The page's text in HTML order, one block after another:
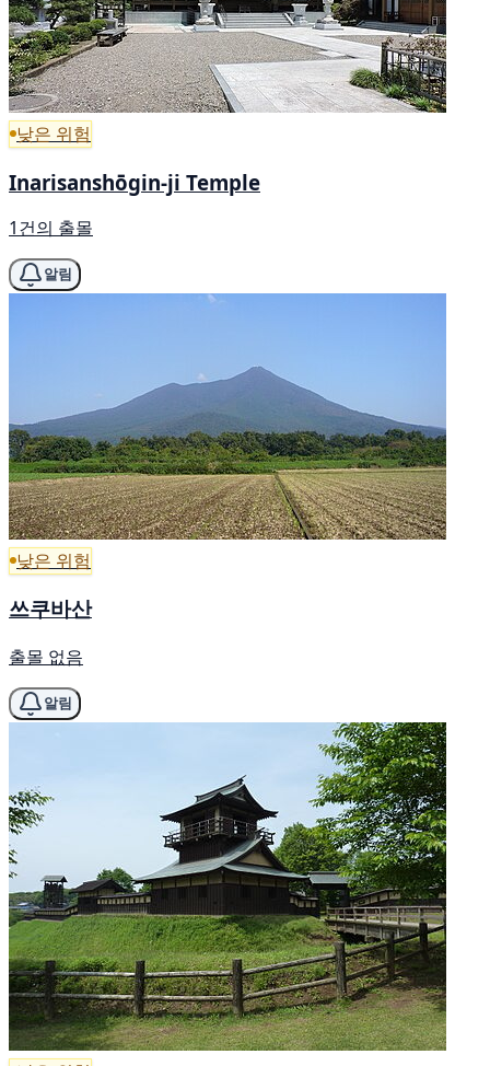
낮은 위험
Inarisanshōgin-ji Temple
1건의 출몰
알림
낮은 위험
쓰쿠바산
출몰 없음
알림